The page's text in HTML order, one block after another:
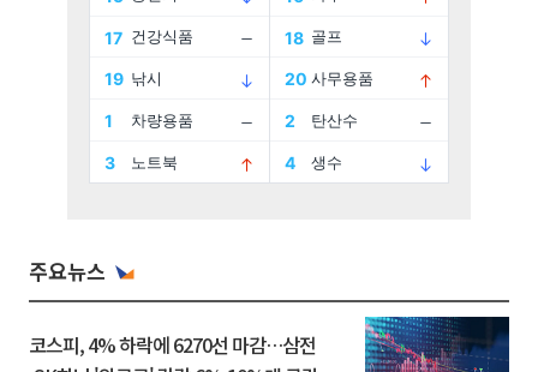
주요뉴스
코스피, 4% 하락에 6270선 마감…삼전